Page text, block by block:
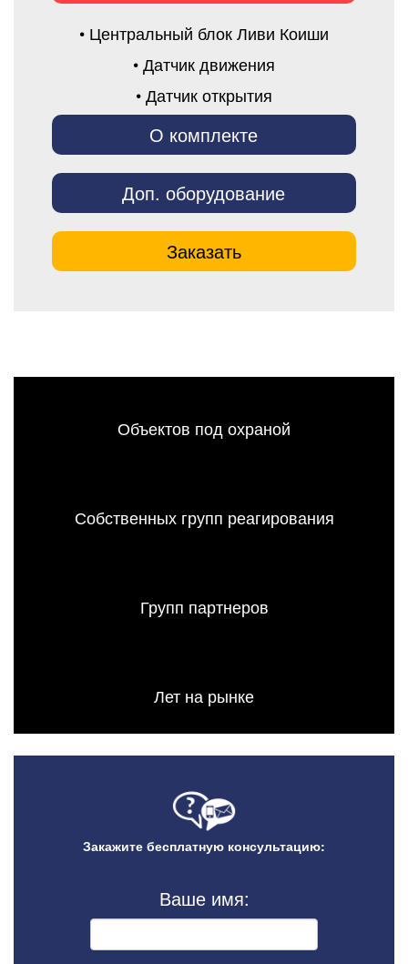
• Центральный блок Ливи Коиши
• Датчик движения
• Датчик открытия
О комплекте
Доп. оборудование
Заказать
Объектов под охраной
Собственных групп реагирования
Групп партнеров
Лет на рынке
Закажите бесплатную консультацию:
Ваше имя: